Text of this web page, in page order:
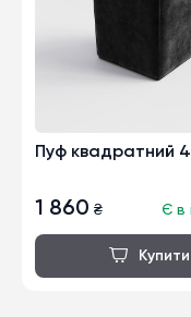
Пуф квадратний
1 860 ₴ Є в